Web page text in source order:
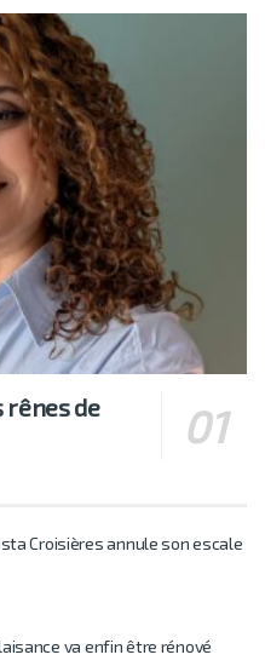
rênes de
Croisières annule son escale
va enfin être rénové